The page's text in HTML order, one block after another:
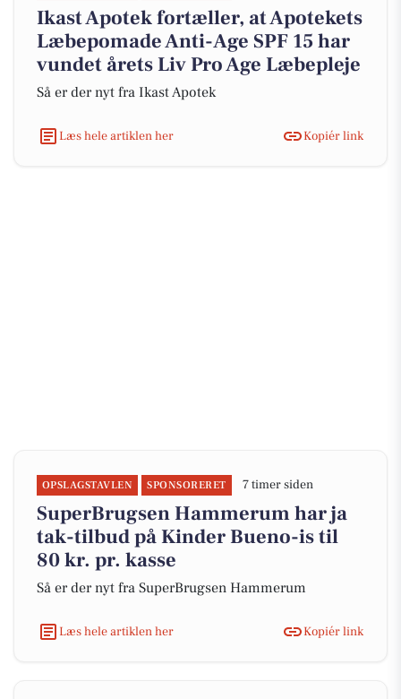
Ikast Apotek fortæller, at Apotekets
Læbepomade Anti-Age SPF 15 har
vundet årets Liv Pro Age Læbepleje
Så er der nyt fra Ikast Apotek
Læs hele artiklen her Kopiér link
OPSLAGSTAVLEN SPONSORERET 7 timer siden
SuperBrugsen Hammerum har ja
tak-tilbud på Kinder Bueno-is til
80 kr. pr. kasse
Så er der nyt fra SuperBrugsen Hammerum
Læs hele artiklen her Kopiér link